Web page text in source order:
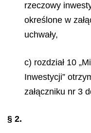
rzeczowy
określone w
uchwały,
c) rozdział 10
Inwestycji”
załączniku nr 3
§ 2.